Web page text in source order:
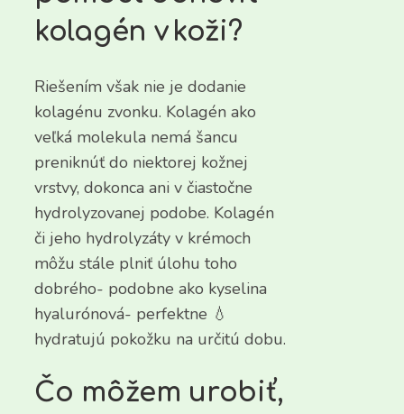
kolagén v koži?
Riešením však nie je dodanie
kolagénu zvonku. Kolagén ako
veľká molekula nemá šancu
preniknúť do niektorej kožnej
vrstvy, dokonca ani v čiastočne
hydrolyzovanej podobe. Kolagén
či jeho hydrolyzáty v krémoch
môžu stále plniť úlohu toho
dobrého- podobne ako kyselina
hyalurónová- perfektne 💧
hydratujú pokožku na určitú dobu.
Čo môžem urobiť,